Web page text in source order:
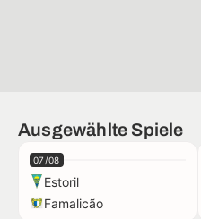
Ausgewählte Spiele
07/08
Estoril
Famalicão